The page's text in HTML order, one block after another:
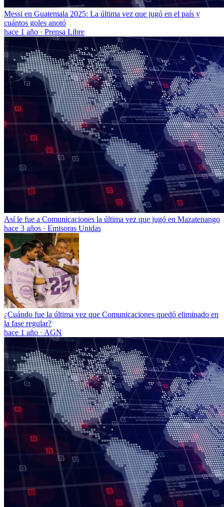
Messi en Guatemala 2025: La última vez que jugó en el país y
cuántos goles anotó
hace 1 año · Prensa Libre
Así le fue a Comunicaciones la última vez que jugó en Mazatenango
hace 3 años · Emisoras Unidas
¿Cuándo fue la última vez que Comunicaciones quedó eliminado en
la fase regular?
hace 1 año · AGN